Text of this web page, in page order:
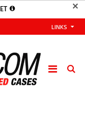
✕
LINKS